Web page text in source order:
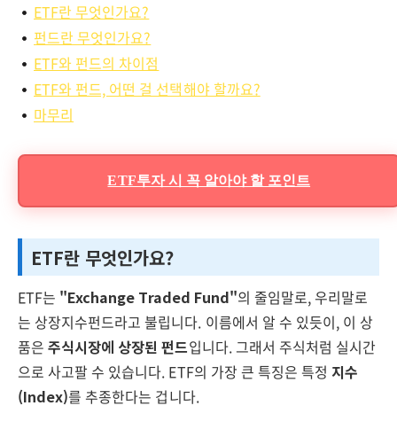
ETF란 무엇인가요?
펀드란 무엇인가요?
ETF와 펀드의 차이점
ETF와 펀드, 어떤 걸 선택해야 할까요?
마무리
ETF투자 시 꼭 알아야 할 포인트
ETF란 무엇인가요?
ETF는 "Exchange Traded Fund"의 줄임말로, 우리말로
는 상장지수펀드라고 불립니다. 이름에서 알 수 있듯이, 이 상
품은주식시장에 상장된 펀드입니다. 그래서 주식처럼 실시간
으로 사고팔 수 있습니다. ETF의 가장 큰 특징은 특정 지수
(Index)를 추종한다는 겁니다.